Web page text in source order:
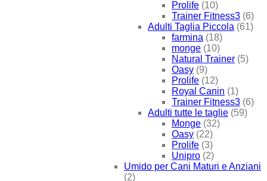
Prolife (10)
Trainer Fitness3 (6)
Adulti Taglia Piccola (61)
farmina (18)
monge (10)
Natural Trainer (5)
Oasy (9)
Prolife (12)
Royal Canin (1)
Trainer Fitness3 (6)
Adulti tutte le taglie (59)
Monge (32)
Oasy (22)
Prolife (3)
Unipro (2)
Umido per Cani Maturi e Anziani
(2)